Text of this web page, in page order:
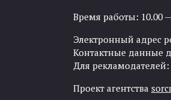
Время работы: 10.00
Электронный адрес
Контактные данные
Для рекламодателей:
Проект агентства